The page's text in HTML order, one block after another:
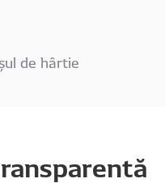
de hârtie